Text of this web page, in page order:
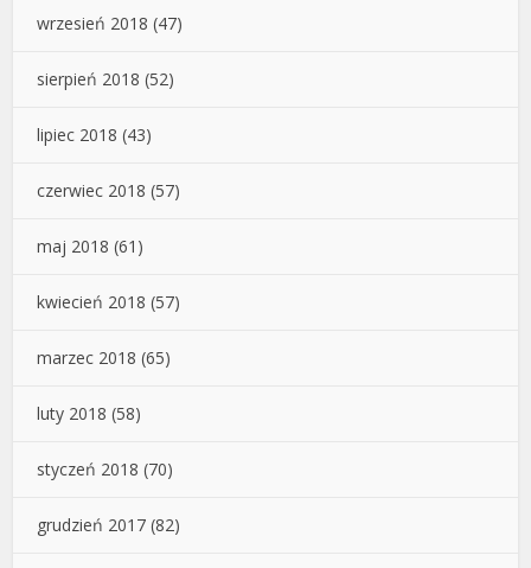
wrzesień 2018 (47)
sierpień 2018 (52)
lipiec 2018 (43)
czerwiec 2018 (57)
maj 2018 (61)
kwiecień 2018 (57)
marzec 2018 (65)
luty 2018 (58)
styczeń 2018 (70)
grudzień 2017 (82)